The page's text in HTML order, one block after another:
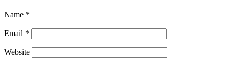
Name *
Email *
Website